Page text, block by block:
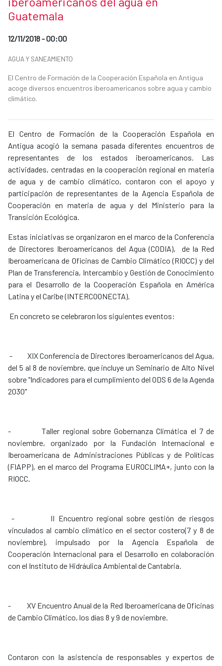
Guatemala
Date of publication of the news item
12/11/2018 - 00:00
News categories
AGUA Y SANEAMIENTO
Summary of the news
El Centro de Formación de la Cooperación Española en Antigua
acoge diversos encuentros iberoamericanos sobre agua y cambio
climático.
News content
El Centro de Formación de la Cooperación Española en
Antigua acogió la semana pasada diferentes encuentros de
representantes de los estados iberoamericanos. Las
actividades, centradas en la cooperación regional en materia
de agua y de cambio climático, contaron con el apoyo y
participación de representantes de la Agencia Española de
Cooperación en materia de agua y del Ministerio para la
Transición Ecológica.
Estas iniciativas se organizaron en el marco de la Conferencia
de Directores Iberoamericanos del Agua (CODIA), de la Red
Iberoamericana de Oficinas de Cambio Climático (RIOCC) y del
Plan de Transferencia, Intercambio y Gestión de Conocimiento
para el Desarrollo de la Cooperación Española en América
Latina y el Caribe (INTERCOONECTA).
En concreto se celebraron los siguientes eventos:
- XIX Conferencia de Directores Iberoamericanos del Agua,
del 5 al 8 de noviembre, que incluye un Seminario de Alto Nivel
sobre "Indicadores para el cumplimiento del ODS 6 de la Agenda
2030"
- Taller regional sobre Gobernanza Climática el 7 de
noviembre, organizado por la Fundación Internacional e
Iberoamericana de Administraciones Públicas y de Políticas
(FIAPP), en el marco del Programa EUROCLIMA+, junto con la
RIOCC.
- II Encuentro regional sobre gestión de riesgos
vinculados al cambio climático en el sector costero(7 y 8 de
noviembre), impulsado por la Agencia Española de
Cooperación Internacional para el Desarrollo en colaboración
con el Instituto de Hidráulica Ambiental de Cantabria.
- XV Encuentro Anual de la Red Iberoamericana de Oficinas
de Cambio Climático, los días 8 y 9 de noviembre.
Contaron con la asistencia de responsables y expertos de